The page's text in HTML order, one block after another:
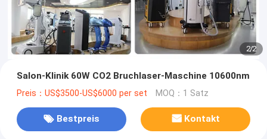
2/2
Salon-Klinik 60W CO2 Bruchlaser-Maschine 10600nm
Preis：US$3500-US$6000 per set MOQ：1 Satz
Bestpreis Kontakt